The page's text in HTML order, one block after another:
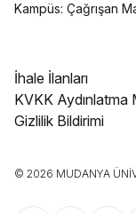
Kampüs: Çağrışan
İhale İlanları
KVKK Aydınlatma
Gizlilik Bildirimi
© 2026 MUDANYA